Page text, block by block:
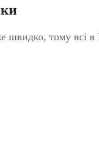
швидко, тому всі